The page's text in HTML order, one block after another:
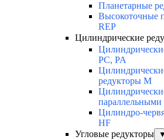
Планетарные
Высокоточные
REP
Цилиндрические
PC, PA
редукторы M
параллельными
Цилиндро-
HF
Угловые редукторы
▼